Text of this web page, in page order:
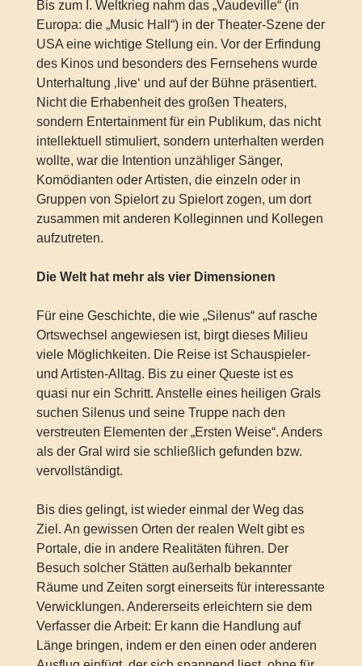
Bis zum I. Weltkrieg nahm das „Vaudeville“ (in
Europa: die „Music Hall“) in der Theater-Szene der
USA eine wichtige Stellung ein. Vor der Erfindung
des Kinos und besonders des Fernsehens wurde
Unterhaltung ‚live‘ und auf der Bühne präsentiert.
Nicht die Erhabenheit des großen Theaters,
sondern Entertainment für ein Publikum, das nicht
intellektuell stimuliert, sondern unterhalten werden
wollte, war die Intention unzähliger Sänger,
Komödianten oder Artisten, die einzeln oder in
Gruppen von Spielort zu Spielort zogen, um dort
zusammen mit anderen Kolleginnen und Kollegen
aufzutreten.
Die Welt hat mehr als vier Dimensionen
Für eine Geschichte, die wie „Silenus“ auf rasche
Ortswechsel angewiesen ist, birgt dieses Milieu
viele Möglichkeiten. Die Reise ist Schauspieler-
und Artisten-Alltag. Bis zu einer Queste ist es
quasi nur ein Schritt. Anstelle eines heiligen Grals
suchen Silenus und seine Truppe nach den
verstreuten Elementen der „Ersten Weise“. Anders
als der Gral wird sie schließlich gefunden bzw.
vervollständigt.
Bis dies gelingt, ist wieder einmal der Weg das
Ziel. An gewissen Orten der realen Welt gibt es
Portale, die in andere Realitäten führen. Der
Besuch solcher Stätten außerhalb bekannter
Räume und Zeiten sorgt einerseits für interessante
Verwicklungen. Andererseits erleichtern sie dem
Verfasser die Arbeit: Er kann die Handlung auf
Länge bringen, indem er den einen oder anderen